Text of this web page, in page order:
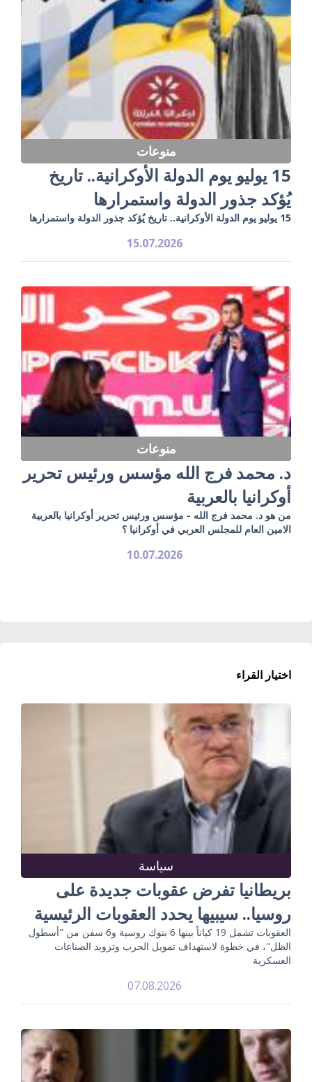
منوعات
15 يوليو يوم الدولة الأوكرانية.. تاريخ
يُؤكد جذور الدولة واستمرارها
15 يوليو يوم الدولة الأوكرانية.. تاريخ يُؤكد جذور الدولة واستمرارها
15.07.2026
منوعات
د. محمد فرج الله مؤسس ورئيس تحرير
أوكرانيا بالعربية
من هو د. محمد فرج الله - مؤسس ورئيس تحرير أوكرانيا بالعربية
الامين العام للمجلس العربي في أوكرانيا ؟
10.07.2026
اختيار القراء
سياسة
بريطانيا تفرض عقوبات جديدة على
روسيا.. سيبيها يحدد العقوبات الرئيسية
العقوبات تشمل 19 كياناً بينها 6 بنوك روسية و6 سفن من "أسطول
الظل"، في خطوة لاستهداف تمويل الحرب وتزويد الصناعات
العسكرية
07.08.2026